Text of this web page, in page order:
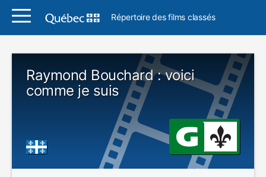
Répertoire des films classés
Raymond Bouchard : voici
comme je suis